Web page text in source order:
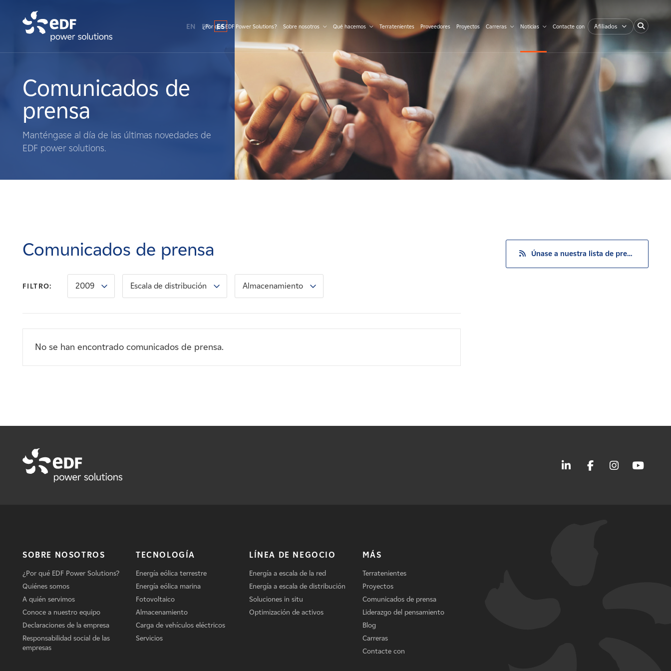
Qué hacemos
Terratenientes
Noticias
Contacte con
EN FR ES
¿Por qué EDF Power Solutions? Sobre nosotros Qué hacemos Terratenientes Proveedores Proyectos Carreras Noticias Contacte con Afiliados
Comunicados de
prensa
Manténgase al día de las últimas novedades de
EDF power solutions.
Comunicados de prensa
FILTRO: 2009 Escala de distribución Almacenamiento
No se han encontrado comunicados de prensa.
Únase a nuestra lista de prensa
SOBRE NOSOTROS
¿Por qué EDF Power Solutions?
Quiénes somos
A quién servimos
Conoce a nuestro equipo
Declaraciones de la empresa
Responsabilidad social de las
empresas
TECNOLOGÍA
Energía eólica terrestre
Energía eólica marina
Fotovoltaico
Almacenamiento
Carga de vehículos eléctricos
Servicios
LÍNEA DE NEGOCIO
Energía a escala de la red
Energía a escala de distribución
Soluciones in situ
Optimización de activos
MÁS
Terratenientes
Proyectos
Comunicados de prensa
Liderazgo del pensamiento
Blog
Carreras
Contacte con